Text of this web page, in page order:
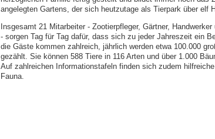
angelegten Gartens, der sich heutzutage als Tierpark über elf
Insgesamt 21 Mitarbeiter - Zootierpfleger, Gärtner,
- sorgen Tag für Tag dafür, dass sich zu jeder Jahreszeit ein
die Gäste kommen zahlreich, jährlich werden etwa 100.000
gezählt. Sie können 588 Tiere in 116 Arten und über 1.000
Auf zahlreichen Informationstafeln finden sich zudem
Fauna.